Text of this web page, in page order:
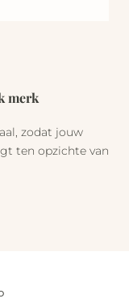
merk
zodat jouw
ten opzichte van